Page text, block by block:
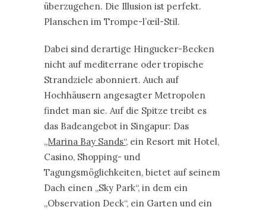
überzugehen. Die Illusion ist perfekt.
Planschen im Trompe-l’œil-Stil.
Dabei sind derartige Hingucker-Becken
nicht auf mediterrane oder tropische
Strandziele abonniert. Auch auf
Hochhäusern angesagter Metropolen
findet man sie. Auf die Spitze treibt es
das Badeangebot in Singapur: Das
„Marina Bay Sands“, ein Resort mit Hotel,
Casino, Shopping- und
Tagungsmöglichkeiten, bietet auf seinem
Dach einen „Sky Park“, in dem ein
„Observation Deck“, ein Garten und ein